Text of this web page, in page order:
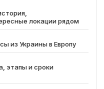
локации рядом
из Украины в Европу
этапы и сроки